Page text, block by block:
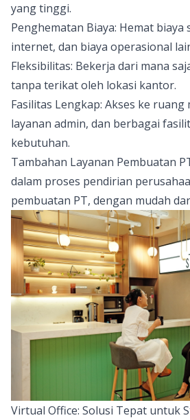
yang tinggi.
Penghematan Biaya: Hemat biaya
internet, dan biaya operasional
Fleksibilitas: Bekerja dari mana
tanpa terikat oleh lokasi kantor.
Fasilitas Lengkap: Akses ke
layanan admin, dan berbagai
kebutuhan.
Tambahan Layanan Pembuatan
dalam proses pendirian
pembuatan PT, dengan mudah
Virtual Office: Solusi Tepat untuk